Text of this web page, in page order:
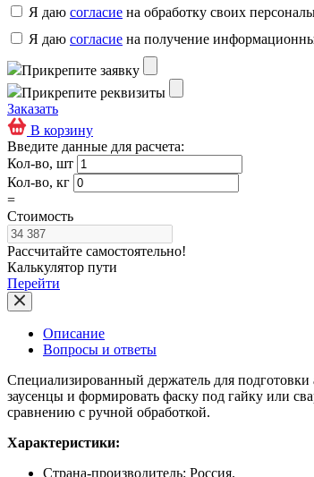
Я даю согласие на обработку своих
Я даю согласие на получение
Прикрепите заявку
Прикрепите реквизиты
Заказать
В корзину
Введите данные для расчета:
Кол-во, шт
Кол-во, кг
=
Стоимость
Рассчитайте самостоятельно!
Калькулятор пути
Перейти
Описание
Вопросы и ответы
Специализированный держатель для
заусенцы и формировать фаску под гайку или
сравнению с ручной обработкой.
Характеристики:
Страна-производитель: Россия.